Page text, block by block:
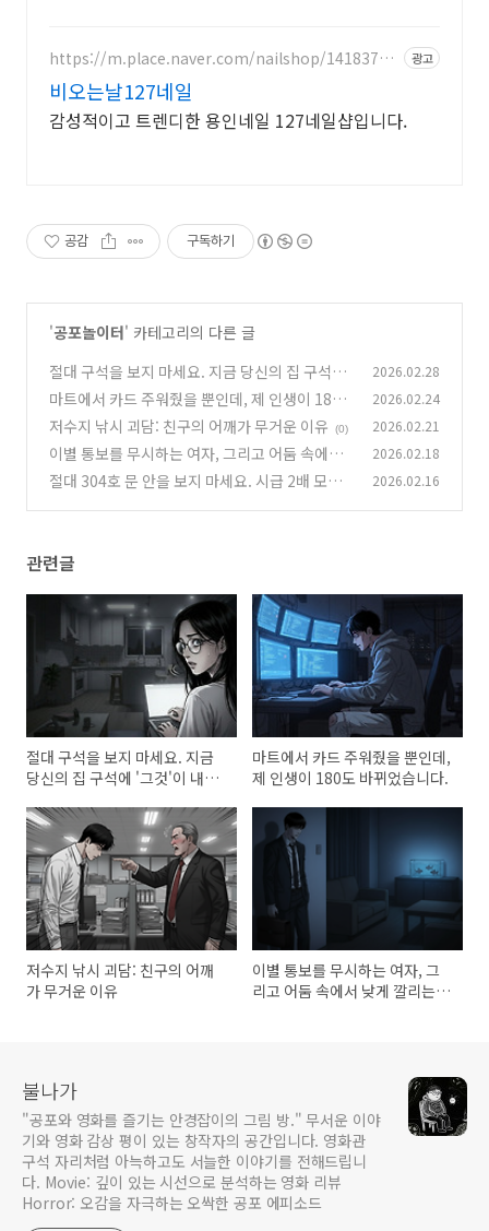
https://m.place.naver.com/nailshop/14183771
광고
비오는날127네일
감성적이고 트렌디한 용인네일 127네일샵입니다.
공감 구독하기
'공포놀이터' 카테고리의 다른 글
절대 구석을 보지 마세요. 지금 당신의 집 구석에
'그것'이 내려다보고 있다면?
(0)
2026.02.28
마트에서 카드 주워줬을 뿐인데, 제 인생이 180
도 바뀌었습니다.
(2)
2026.02.24
저수지 낚시 괴담: 친구의 어깨가 무거운 이유 (0) 2026.02.21
이별 통보를 무시하는 여자, 그리고 어둠 속에서
낮게 깔리는 히죽히죽 웃음소리
(0)
2026.02.18
절대 304호 문 안을 보지 마세요. 시급 2배 모텔
2026.02.16
관련글
절대 구석을 보지 마세요. 지금
당신의 집 구석에 '그것'이 내려
마트에서 카드 주워줬을 뿐인데,
제 인생이 180도 바뀌었습니다.
저수지 낚시 괴담: 친구의 어깨
가 무거운 이유
이별 통보를 무시하는 여자, 그
리고 어둠 속에서 낮게 깔리는
불나가
"공포와 영화를 즐기는 안경잡이의 그림 방." 무서운 이야
기와 영화 감상 평이 있는 창작자의 공간입니다. 영화관
구석 자리처럼 아늑하고도 서늘한 이야기를 전해드립니
다. Movie: 깊이 있는 시선으로 분석하는 영화 리뷰
Horror: 오감을 자극하는 오싹한 공포 에피소드